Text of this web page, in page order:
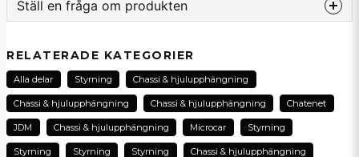
Ställ en fråga om produkten
Fråga oss om denna produkt...
name
Namn
RELATERADE KATEGORIER
Alla delar Styrning Chassi & hjulupphängning
Chassi & hjulupphängning Chassi & hjulupphängning Chatenet
JDM Chassi & hjulupphängning Microcar Styrning
Styrning Styrning Styrning Chassi & hjulupphängning